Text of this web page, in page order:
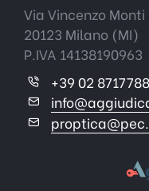
Via Vincenzo Monti
20123 Milano (MI)
P.IVA 14138190963
+39 02